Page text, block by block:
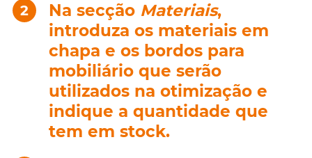
Na secção Materiais,
introduza os materiais em
chapa e os bordos para
mobiliário que serão
utilizados na otimização e
indique a quantidade que
tem em stock.